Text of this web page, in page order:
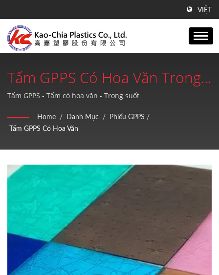
VIỆT
Tấm GPPS Có Hoa Văn Trong
Suốt | ISO 9001:2015 Tấm
GPPS, Tấm Acrylic, Sản Phẩm
Nhựa PE | Kao-Chia Plastics
Co., Ltd.
Tấm GPPS - Tấm có hoa văn - Trong suốt
Home / Danh Mục / Phiếu GPPS /
Tấm GPPS Có Hoa Văn